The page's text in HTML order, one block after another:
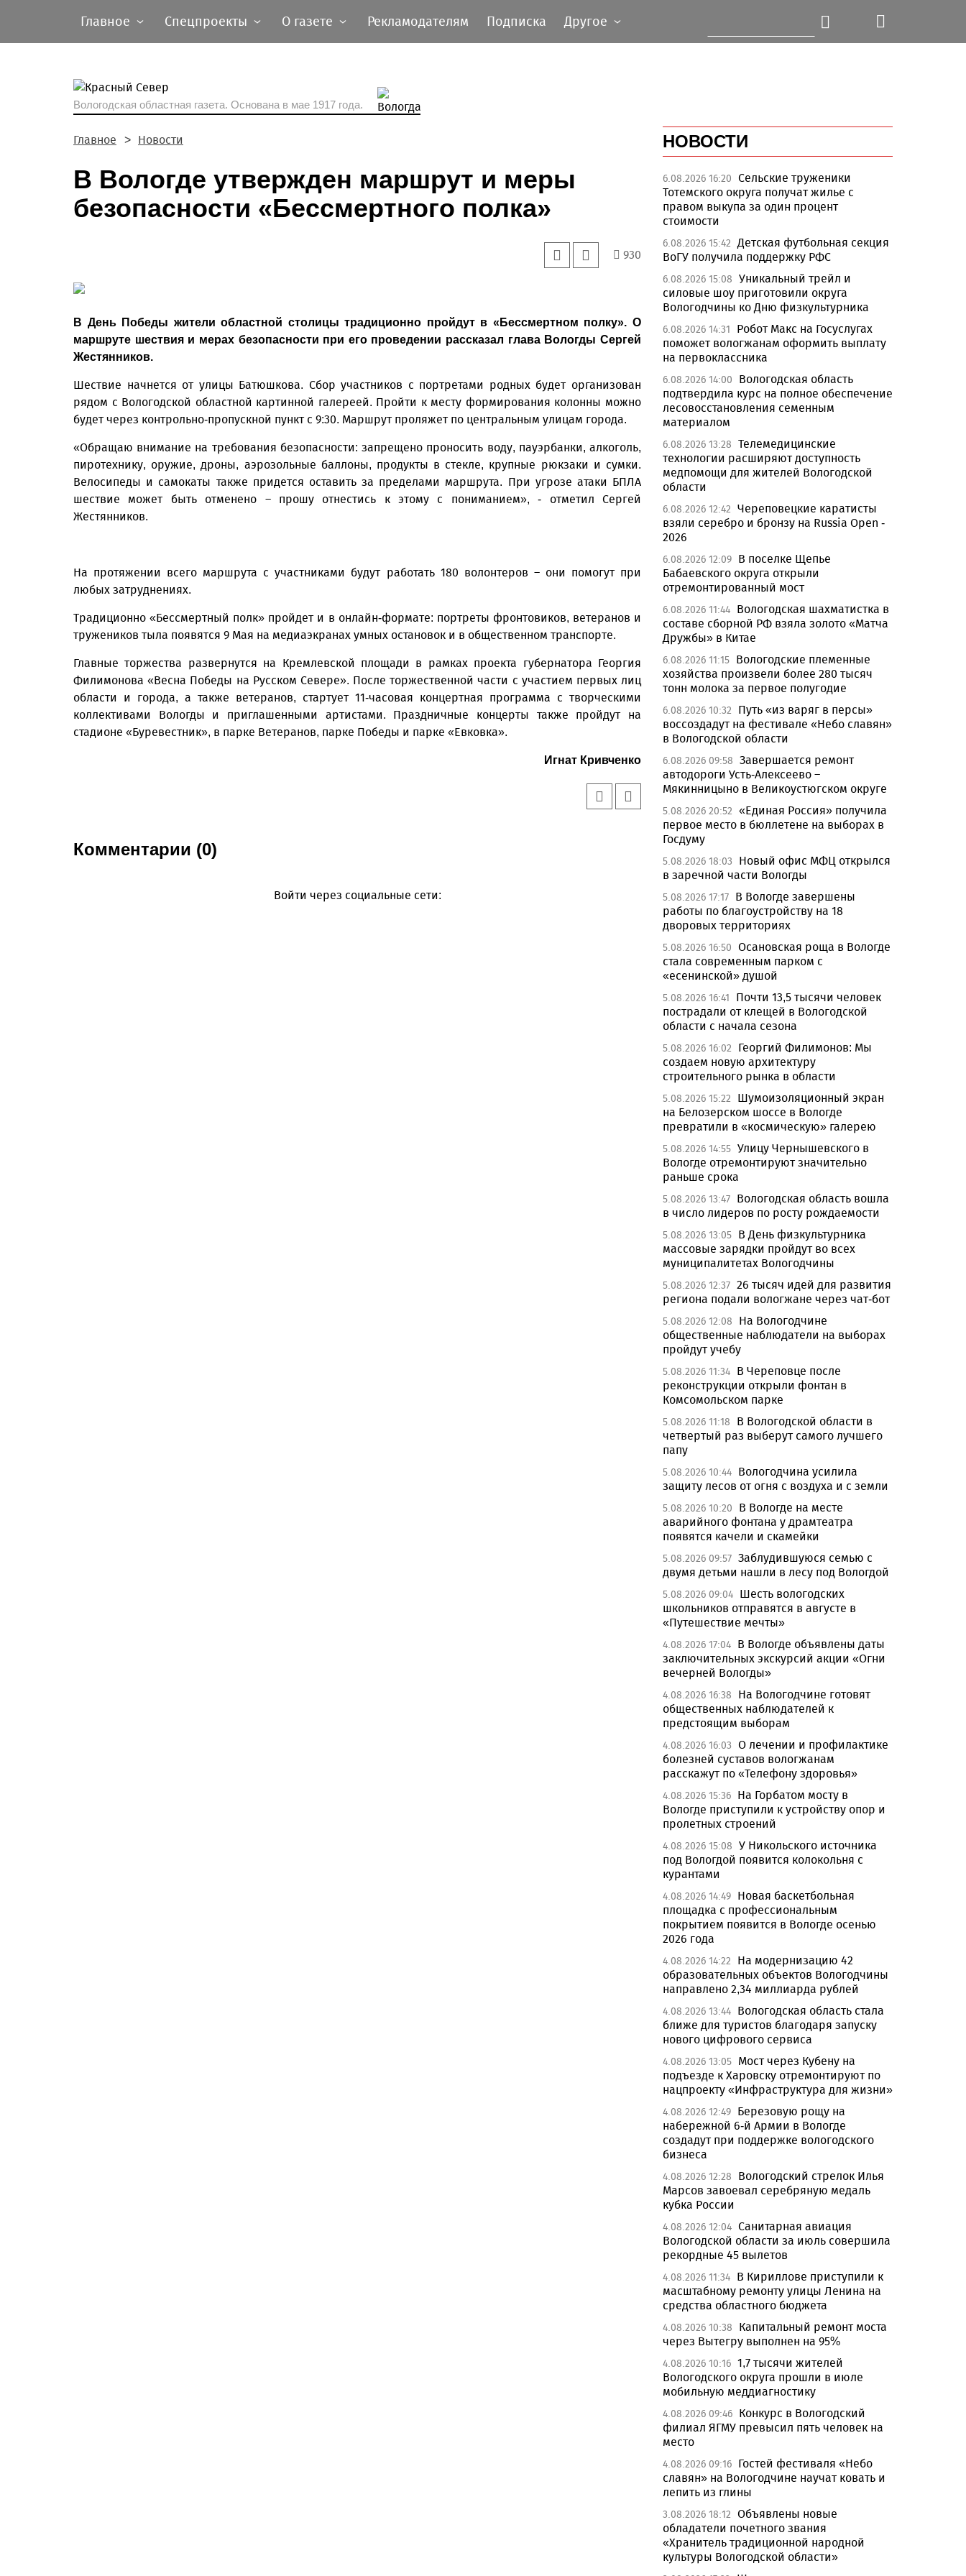
Главное Спецпроекты О газете Рекламодателям Подписка Другое
Вологодская областная газета. Основана в мае 1917 года.
Главное Новости
В Вологде утвержден маршрут и меры
безопасности «Бессмертного полка»
930
В День Победы жители областной столицы традиционно пройдут в «Бессмертном полку». О
маршруте шествия и мерах безопасности при его проведении рассказал глава Вологды Сергей
Жестянников.
Шествие начнется от улицы Батюшкова. Сбор участников с портретами родных будет организован
рядом с Вологодской областной картинной галереей. Пройти к месту формирования колонны можно
будет через контрольно-пропускной пункт с 9:30. Маршрут проляжет по центральным улицам города.
«Обращаю внимание на требования безопасности: запрещено проносить воду, пауэрбанки, алкоголь,
пиротехнику, оружие, дроны, аэрозольные баллоны, продукты в стекле, крупные рюкзаки и сумки.
Велосипеды и самокаты также придется оставить за пределами маршрута. При угрозе атаки БПЛА
шествие может быть отменено – прошу отнестись к этому с пониманием», - отметил Сергей
Жестянников.
На протяжении всего маршрута с участниками будут работать 180 волонтеров – они помогут при
любых затруднениях.
Традиционно «Бессмертный полк» пройдет и в онлайн-формате: портреты фронтовиков, ветеранов и
тружеников тыла появятся 9 Мая на медиаэкранах умных остановок и в общественном транспорте.
Главные торжества развернутся на Кремлевской площади в рамках проекта губернатора Георгия
Филимонова «Весна Победы на Русском Севере». После торжественной части с участием первых лиц
области и города, а также ветеранов, стартует 11-часовая концертная программа с творческими
коллективами Вологды и приглашенными артистами. Праздничные концерты также пройдут на
стадионе «Буревестник», в парке Ветеранов, парке Победы и парке «Евковка».
Игнат Кривченко
Комментарии (0)
Войти через социальные сети:
НОВОСТИ
6.08.2026 16:20 Сельские труженики
Тотемского округа получат жилье с
правом выкупа за один процент
стоимости
6.08.2026 15:42 Детская футбольная секция
ВоГУ получила поддержку РФС
6.08.2026 15:08 Уникальный трейл и
силовые шоу приготовили округа
Вологодчины ко Дню физкультурника
6.08.2026 14:31
Робот Макс на Госуслугах
поможет вологжанам оформить выплату
на первоклассника
6.08.2026 14:00
Вологодская область
подтвердила курс на полное обеспечение
лесовосстановления семенным
материалом
6.08.2026 13:28 Телемедицинские
технологии расширяют доступность
медпомощи для жителей Вологодской
области
6.08.2026 12:42 Череповецкие каратисты
взяли серебро и бронзу на Russia Open -
2026
6.08.2026 12:09 В поселке Щепье
Бабаевского округа открыли
отремонтированный мост
6.08.2026 11:44 Вологодская шахматистка в
составе сборной РФ взяла золото «Матча
Дружбы» в Китае
6.08.2026 11:15 Вологодские племенные
хозяйства произвели более 280 тысяч
тонн молока за первое полугодие
6.08.2026 10:32
Путь «из варяг в персы»
воссоздадут на фестивале «Небо славян»
в Вологодской области
6.08.2026 09:58 Завершается ремонт
автодороги Усть-Алексеево –
Мякинницыно в Великоустюгском округе
5.08.2026 20:52 «Единая Россия» получила
первое место в бюллетене на выборах в
Госдуму
5.08.2026 18:03
Новый офис МФЦ открылся
в заречной части Вологды
5.08.2026 17:17 В Вологде завершены
работы по благоустройству на 18
дворовых территориях
5.08.2026 16:50 Осановская роща в Вологде
стала современным парком с
«есенинской» душой
5.08.2026 16:41
Почти 13,5 тысячи человек
пострадали от клещей в Вологодской
области с начала сезона
5.08.2026 16:02
Георгий Филимонов: Мы
создаем новую архитектуру
строительного рынка в области
5.08.2026 15:22
Шумоизоляционный экран
на Белозерском шоссе в Вологде
превратили в «космическую» галерею
5.08.2026 14:55 Улицу Чернышевского в
Вологде отремонтируют значительно
раньше срока
5.08.2026 13:47 Вологодская область вошла
в число лидеров по росту рождаемости
5.08.2026 13:05 В День физкультурника
массовые зарядки пройдут во всех
муниципалитетах Вологодчины
5.08.2026 12:37 26 тысяч идей для развития
региона подали вологжане через чат-бот
5.08.2026 12:08
На Вологодчине
общественные наблюдатели на выборах
пройдут учебу
5.08.2026 11:34 В Череповце после
реконструкции открыли фонтан в
Комсомольском парке
5.08.2026 11:18
В Вологодской области в
четвертый раз выберут самого лучшего
папу
5.08.2026 10:44 Вологодчина усилила
защиту лесов от огня с воздуха и с земли
5.08.2026 10:20
В Вологде на месте
аварийного фонтана у драмтеатра
появятся качели и скамейки
5.08.2026 09:57 Заблудившуюся семью с
двумя детьми нашли в лесу под Вологдой
5.08.2026 09:04 Шесть вологодских
школьников отправятся в августе в
«Путешествие мечты»
4.08.2026 17:04 В Вологде объявлены даты
заключительных экскурсий акции «Огни
вечерней Вологды»
4.08.2026 16:38
На Вологодчине готовят
общественных наблюдателей к
предстоящим выборам
4.08.2026 16:03 О лечении и профилактике
болезней суставов вологжанам
расскажут по «Телефону здоровья»
4.08.2026 15:36 На Горбатом мосту в
Вологде приступили к устройству опор и
пролетных строений
4.08.2026 15:08 У Никольского источника
под Вологдой появится колокольня с
курантами
4.08.2026 14:49 Новая баскетбольная
площадка с профессиональным
покрытием появится в Вологде осенью
2026 года
4.08.2026 14:22
На модернизацию 42
образовательных объектов Вологодчины
направлено 2,34 миллиарда рублей
4.08.2026 13:44 Вологодская область стала
ближе для туристов благодаря запуску
нового цифрового сервиса
4.08.2026 13:05 Мост через Кубену на
подъезде к Харовску отремонтируют по
нацпроекту «Инфраструктура для жизни»
4.08.2026 12:49 Березовую рощу на
набережной 6-й Армии в Вологде
создадут при поддержке вологодского
бизнеса
4.08.2026 12:28
Вологодский стрелок Илья
Марсов завоевал серебряную медаль
кубка России
4.08.2026 12:04 Санитарная авиация
Вологодской области за июль совершила
рекордные 45 вылетов
4.08.2026 11:34 В Кириллове приступили к
масштабному ремонту улицы Ленина на
средства областного бюджета
4.08.2026 10:38
Капитальный ремонт моста
через Вытегру выполнен на 95%
4.08.2026 10:16 1,7 тысячи жителей
Вологодского округа прошли в июле
мобильную меддиагностику
4.08.2026 09:46 Конкурс в Вологодский
филиал ЯГМУ превысил пять человек на
место
4.08.2026 09:16 Гостей фестиваля «Небо
славян» на Вологодчине научат ковать и
лепить из глины
3.08.2026 18:12 Объявлены новые
обладатели почетного звания
«Хранитель традиционной народной
культуры Вологодской области»